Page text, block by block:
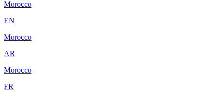
Morocco
EN
Morocco
AR
Morocco
FR